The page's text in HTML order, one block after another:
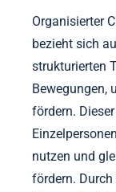
Organisierter
bezieht sich
strukturierten
Bewegungen,
fördern.
nutzen und
fördern.